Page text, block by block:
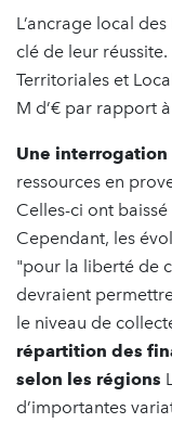
L’ancrage local
clé de leur
Territoriales et
M d’€ par rapport
Une interrogation
ressources en
Celles-ci ont
Cependant, les
"pour la liberté de
devraient
le niveau de
répartition des
selon les régions
d’importantes